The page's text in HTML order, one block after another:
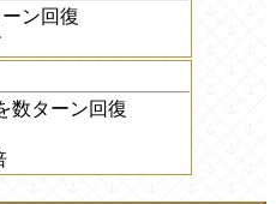
ン回復
数ターン回復